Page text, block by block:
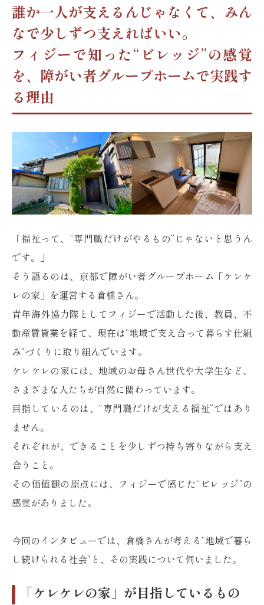
誰か一人が支えるんじゃなくて、みん
なで少しずつ支えればいい。
フィジーで知った“ビレッジ”の感覚
を、障がい者グループホームで実践す
る理由
「福祉って、“専門職だけがやるもの”じゃないと思うん
です。」
そう語るのは、京都で障がい者グループホーム「ケレケ
レの家」を運営する倉橋さん。
青年海外協力隊としてフィジーで活動した後、教員、不
動産賃貸業を経て、現在は“地域で支え合って暮らす仕組
み”づくりに取り組んでいます。
ケレケレの家には、地域のお母さん世代や大学生など、
さまざまな人たちが自然に関わっています。
目指しているのは、“専門職だけが支える福祉”ではあり
ません。
それぞれが、できることを少しずつ持ち寄りながら支え
合うこと。
その価値観の原点には、フィジーで感じた“ビレッジ”の
感覚がありました。
今回のインタビューでは、倉橋さんが考える“地域で暮ら
し続けられる社会”と、その実践について伺いました。
「ケレケレの家」が目指しているもの